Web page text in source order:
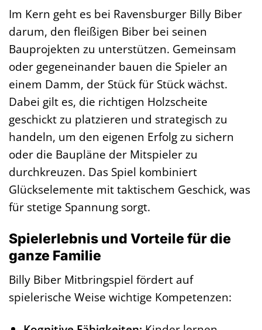
Im Kern geht es bei Ravensburger Billy Biber
darum, den fleißigen Biber bei seinen
Bauprojekten zu unterstützen. Gemeinsam
oder gegeneinander bauen die Spieler an
einem Damm, der Stück für Stück wächst.
Dabei gilt es, die richtigen Holzscheite
geschickt zu platzieren und strategisch zu
handeln, um den eigenen Erfolg zu sichern
oder die Baupläne der Mitspieler zu
durchkreuzen. Das Spiel kombiniert
Glückselemente mit taktischem Geschick, was
für stetige Spannung sorgt.
Spielerlebnis und Vorteile für die
ganze Familie
Billy Biber Mitbringspiel fördert auf
spielerische Weise wichtige Kompetenzen: